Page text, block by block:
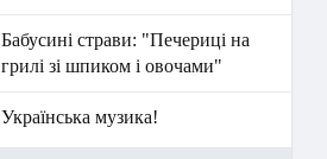
Бабусині страви: "Печериці на
грилі зі шпиком і овочами"
Українська музика!